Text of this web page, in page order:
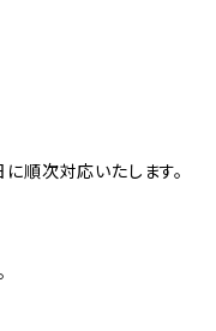
次対応いたします。